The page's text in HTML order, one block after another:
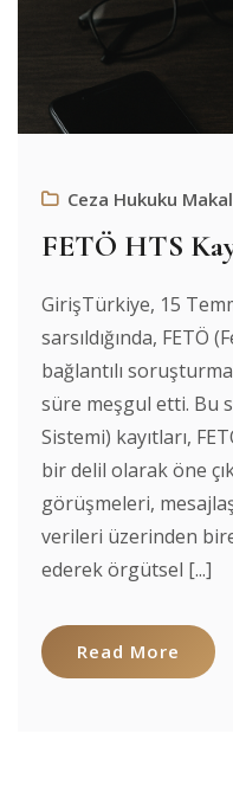
Ceza Hukuku
FETÖ HTS
GirişTürkiye, 15
sarsıldığında, FETÖ
bağlantılı
süre meşgul etti. Bu
Sistemi) kayıtları,
bir delil olarak öne
görüşmeleri,
verileri üzerinden
ederek örgütsel [...]
Read More